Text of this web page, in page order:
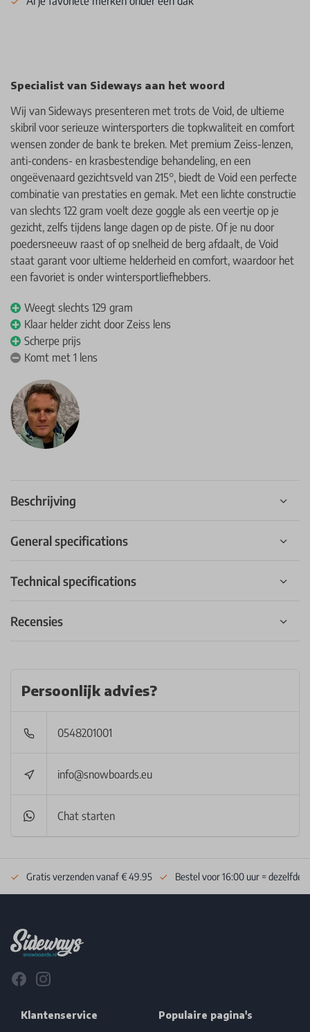
Specialist van Sideways aan het woord
Wij van Sideways presenteren met trots de Void, de ultieme
skibril voor serieuze wintersporters die topkwaliteit en comfort
wensen zonder de bank te breken. Met premium Zeiss-lenzen,
anti-condens- en krasbestendige behandeling, en een
ongeëvenaard gezichtsveld van 215°, biedt de Void een perfecte
combinatie van prestaties en gemak. Met een lichte constructie
van slechts 122 gram voelt deze goggle als een veertje op je
gezicht, zelfs tijdens lange dagen op de piste. Of je nu door
poedersneeuw raast of op snelheid de berg afdaalt, de Void
staat garant voor ultieme helderheid en comfort, waardoor het
een favoriet is onder wintersportliefhebbers.
Weegt slechts 129 gram
Klaar helder zicht door Zeiss lens
Scherpe prijs
Komt met 1 lens
Beschrijving
General specifications
Technical specifications
Recensies
Persoonlijk advies?
0548201001
info@snowboards.eu
Chat starten
Gratis verzenden vanaf € 49.95 Bestel voor 16:00 uur = dezelfde
FacebookInstagram
Klantenservice Populaire pagina's